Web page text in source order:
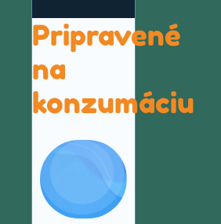
Pripravené
na
konzumáciu